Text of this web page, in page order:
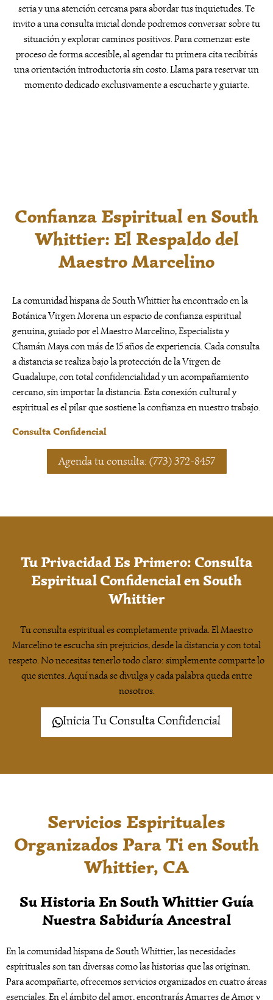
seria y una atención cercana para abordar tus inquietudes. Te
invito a una consulta inicial donde podremos conversar sobre tu
situación y explorar caminos positivos. Para comenzar este
proceso de forma accesible, al agendar tu primera cita recibirás
una orientación introductoria sin costo. Llama para reservar un
momento dedicado exclusivamente a escucharte y guiarte.
Confianza Espiritual en South
Whittier: El Respaldo del
Maestro Marcelino
La comunidad hispana de South Whittier ha encontrado en la
Botánica Virgen Morena un espacio de confianza espiritual
genuina, guiado por el Maestro Marcelino, Especialista y
Chamán Maya con más de 15 años de experiencia. Cada consulta
a distancia se realiza bajo la protección de la Virgen de
Guadalupe, con total confidencialidad y un acompañamiento
cercano, sin importar la distancia. Esta conexión cultural y
espiritual es el pilar que sostiene la confianza en nuestro trabajo.
Consulta Confidencial
Agenda tu consulta: (773) 372-8457
Tu Privacidad Es Primero: Consulta
Espiritual Confidencial en South
Whittier
Tu consulta espiritual es completamente privada. El Maestro
Marcelino te escucha sin prejuicios, desde la distancia y con total
respeto. No necesitas tenerlo todo claro: simplemente comparte lo
que sientes. Aquí nada se divulga y cada palabra queda entre
nosotros.
Inicia Tu Consulta Confidencial
Servicios Espirituales
Organizados Para Ti en South
Whittier, CA
Su Historia En South Whittier Guía
Nuestra Sabiduría Ancestral
En la comunidad hispana de South Whittier, las necesidades
espirituales son tan diversas como las historias que las originan.
Para acompañarte, ofrecemos servicios organizados en cuatro áreas
esenciales. En el ámbito del amor, encontrarás Amarres de Amor y